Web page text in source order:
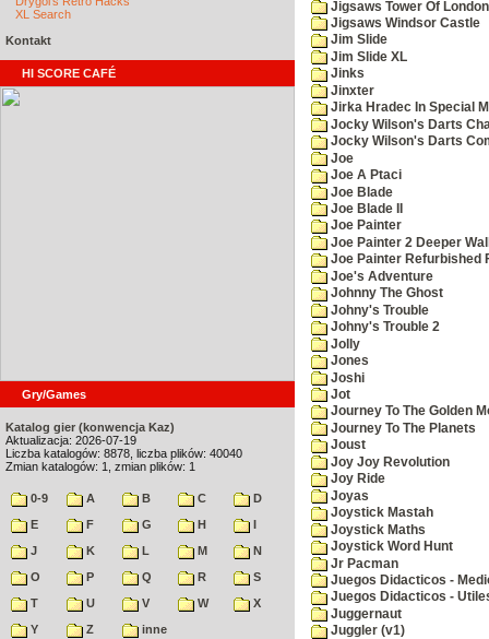
XL Search
Kontakt
HI SCORE CAFÉ
Gry/Games
Katalog gier (konwencja Kaz)
Aktualizacja: 2026-07-19
Liczba katalogów: 8878, liczba plików: 40040
Zmian katalogów: 1, zmian plików: 1
0-9 A B C
D
E
F G H
I
J
K L M
N
O
P Q R
S
T
U V W
X
Y
Z
inne
Jigsaws Tower Of London
Jigsaws Windsor Castle
Jim Slide
Jim Slide XL
Jinks
Jinxter
Jirka Hradec In Special
Jocky Wilson's Darts
Jocky Wilson's Darts
Joe
Joe A Ptaci
Joe Blade
Joe Blade II
Joe Painter
Joe Painter 2 Deeper
Joe Painter Refurbished
Joe's Adventure
Johnny The Ghost
Johny's Trouble
Johny's Trouble 2
Jolly
Jones
Joshi
Jot
Journey To The Golden
Journey To The Planets
Joust
Joy Joy Revolution
Joy Ride
Joyas
Joystick Mastah
Joystick Maths
Joystick Word Hunt
Jr Pacman
Juegos Didacticos -
Juegos Didacticos -
Juggernaut
Juggler (v1)